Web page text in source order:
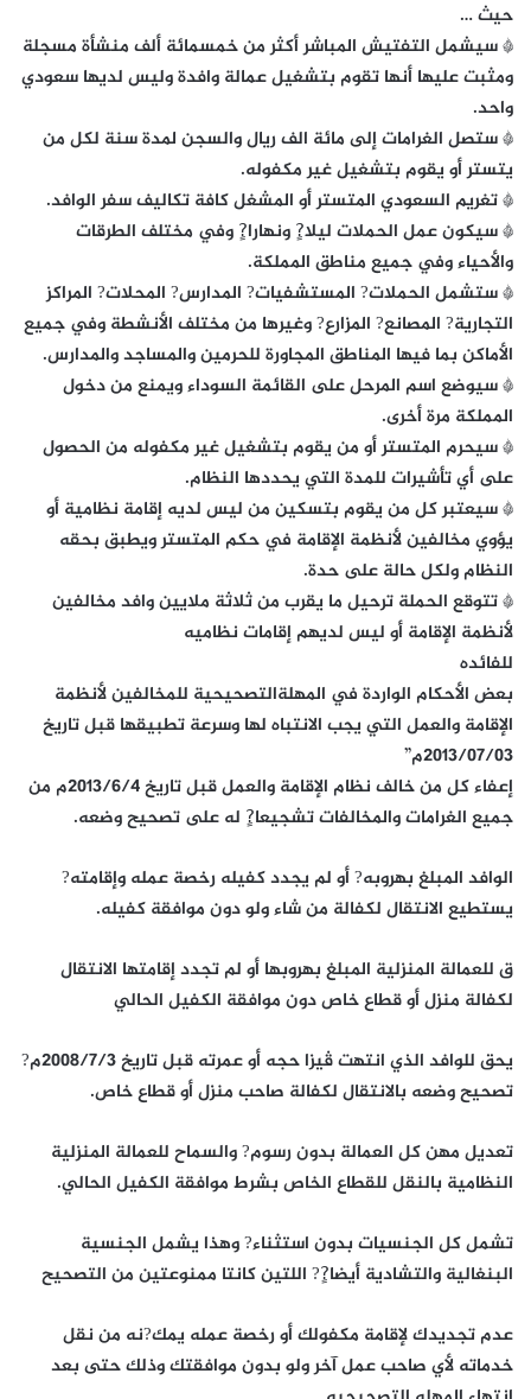
حيث …
* سيشمل التفتيش المباشر أكثر من خمسمائة ألف منشأة مسجلة
ومثبت عليها أنها تقوم بتشغيل عمالة وافدة وليس لديها سعودي
واحد.
* ستصل الغرامات إلى مائة الف ريال والسجن لمدة سنة لكل من
يتستر أو يقوم بتشغيل غير مكفوله.
* تغريم السعودي المتستر أو المشغل كافة تكاليف سفر الوافد.
* سيكون عمل الحملات ليلا?ٍ ونهارا?ٍ وفي مختلف الطرقات
والأحياء وفي جميع مناطق المملكة.
* ستشمل الحملات? المستشفيات? المدارس? المحلات? المراكز
التجارية? المصانع? المزارع? وغيرها من مختلف الأنشطة وفي جميع
الأماكن بما فيها المناطق المجاورة للحرمين والمساجد والمدارس.
* سيوضع اسم المرحل على القائمة السوداء ويمنع من دخول
المملكة مرة أخرى.
* سيحرم المتستر أو من يقوم بتشغيل غير مكفوله من الحصول
على أي تأشيرات للمدة التي يحددها النظام.
* سيعتبر كل من يقوم بتسكين من ليس لديه إقامة نظامية أو
يؤوي مخالفين لأنظمة الإقامة في حكم المتستر ويطبق بحقه
النظام ولكل حالة على حدة.
* تتوقع الحملة ترحيل ما يقرب من ثلاثة ملايين وافد مخالفين
لأنظمة الإقامة أو ليس لديهم إقامات نظاميه
للفائده
بعض الأحكام الواردة في المهلةالتصحيحية للمخالفين لأنظمة
الإقامة والعمل التي يجب الانتباه لها وسرعة تطبيقها قبل تاريخ
٢٠١٣/٠٧/٠٣م”
إعفاء كل من خالف نظام الإقامة والعمل قبل تاريخ ٢٠١٣/٦/٤م من
جميع الغرامات والمخالفات تشجيعا?ٍ له على تصحيح وضعه.
الوافد المبلغ بهروبه? أو لم يجدد كفيله رخصة عمله وإقامته?
يستطيع الانتقال لكفالة من شاء ولو دون موافقة كفيله.
ق للعمالة المنزلية المبلغ بهروبها أو لم تجدد إقامتها الانتقال
لكفالة منزل أو قطاع خاص دون موافقة الكفيل الحالي
يحق للوافد الذي انتهت ڤيزا حجه أو عمرته قبل تاريخ ٢٠٠٨/٧/٣م?
تصحيح وضعه بالانتقال لكفالة صاحب منزل أو قطاع خاص.
تعديل مهن كل العمالة بدون رسوم? والسماح للعمالة المنزلية
النظامية بالنقل للقطاع الخاص بشرط موافقة الكفيل الحالي.
تشمل كل الجنسيات بدون استثناء? وهذا يشمل الجنسية
البنغالية والتشادية أيضا?ٍ? اللتين كانتا ممنوعتين من التصحيح
عدم تجديدك لإقامة مكفولك أو رخصة عمله يمك?نه من نقل
خدماته لأي صاحب عمل آخر ولو بدون موافقتك وذلك حتى بعد